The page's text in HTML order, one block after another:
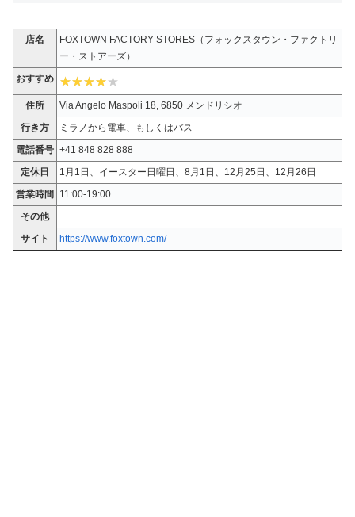
店名
FOXTOWN FACTORY STORES（フォックスタウン・ファクトリ
ー・ストアーズ）
おすすめ
住所
Via Angelo Maspoli 18, 6850 メンドリシオ
行き方
ミラノから電車、もしくはバス
電話番号 +41 848 828 888
定休日
1月1日、イースター日曜日、8月1日、12月25日、12月26日
営業時間
11:00-19:00
その他
サイト
https://www.foxtown.com/